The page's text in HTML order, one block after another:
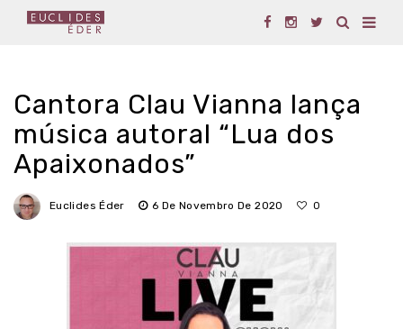
Cantora Clau Vianna lança
música autoral “Lua dos
Apaixonados”
Euclides Éder 6 De Novembro De 2020 0